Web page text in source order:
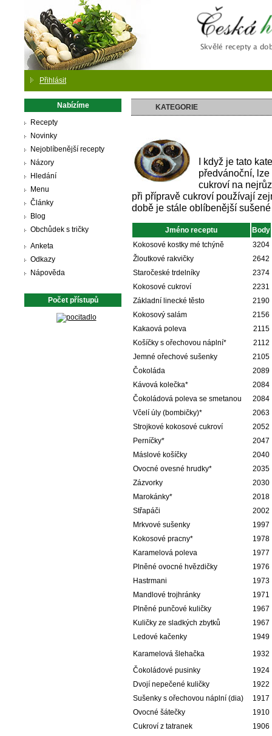
Přihlásit
Nabízíme
Recepty
Novinky
Nejoblíbenější recepty
Názory
Hledání
Menu
Články
Blog
Obchůdek s tričky
Anketa
Odkazy
Nápověda
Počet přístupů
KATEGORIE
I když je tato
předvánoční,
cukroví na
při přípravě cukroví používají
době je stále oblíbenější
Jméno receptu
Body
Kokosové kostky mé tchýně
3204
Žloutkové rakvičky
2642
Staročeské trdelníky
2374
Kokosové cukroví
2231
Základní linecké těsto
2190
Kokosový salám
2156
Kakaová poleva
2115
Košíčky s ořechovou náplní*
2112
Jemné ořechové sušenky
2105
Čokoláda
2089
Kávová kolečka*
2084
Čokoládová poleva se smetanou
2084
Včelí úly (bombičky)*
2063
Strojkové kokosové cukroví
2052
Perníčky*
2047
Máslové košíčky
2040
Ovocné ovesné hrudky*
2035
Zázvorky
2030
Marokánky*
2018
Střapáči
2002
Mrkvové sušenky
1997
Kokosové pracny*
1978
Karamelová poleva
1977
Plněné ovocné hvězdičky
1976
Hastrmani
1973
Mandlové trojhránky
1971
Plněné punčové kuličky
1967
Kuličky ze sladkých zbytků
1967
Ledové kačenky
1949
Karamelová šlehačka
1932
Čokoládové pusinky
1924
Dvojí nepečené kuličky
1922
Sušenky s ořechovou náplní (dia)
1917
Ovocné šátečky
1910
Cukroví z tatranek
1906